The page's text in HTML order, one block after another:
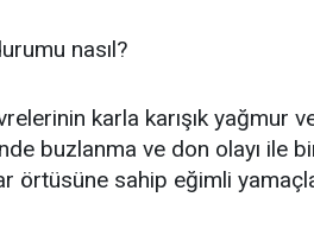
nasıl?
karla karışık yağmur
buzlanma ve don olayı ile
örtüsüne sahip eğimli